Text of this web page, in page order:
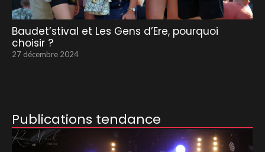
Baudet’stival et Les Gens d’Ere, pourquoi
choisir ?
27 décembre 2024
Publications tendance